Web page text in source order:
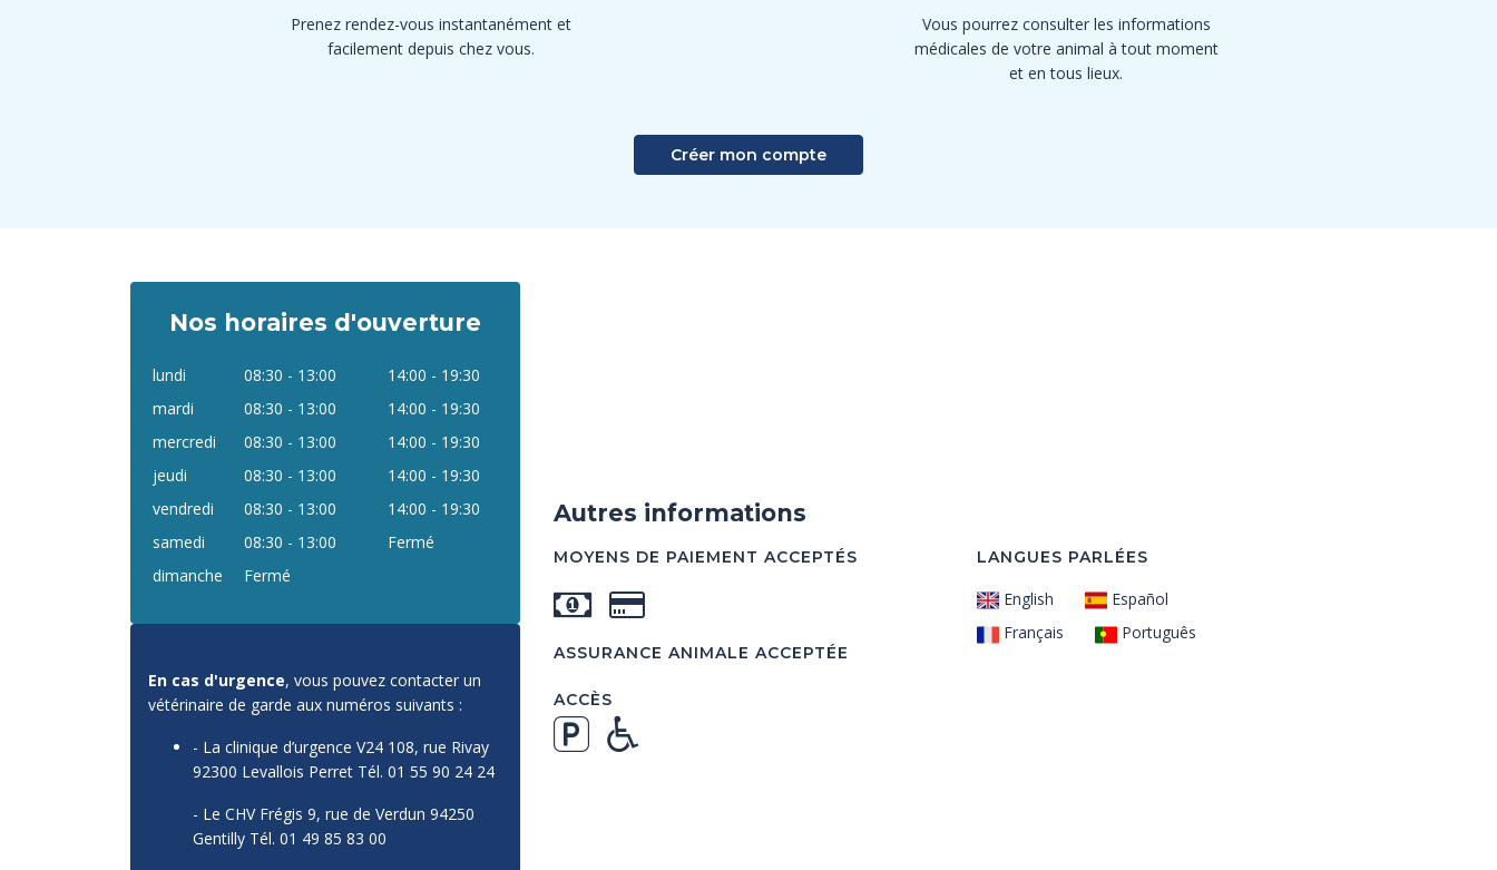
Prenez rendez-vous instantanément et
facilement depuis chez vous.
Vous pourrez consulter les informations
médicales de votre animal à tout moment
et en tous lieux.
Créer mon compte
Nos horaires d'ouverture
lundi 08:30 - 13:00
14:00 - 19:30
mardi
08:30 - 13:00
14:00 - 19:30
mercredi
08:30 - 13:00
14:00 - 19:30
jeudi
08:30 - 13:00
14:00 - 19:30
vendredi
08:30 - 13:00
14:00 - 19:30
samedi
08:30 - 13:00
Fermé
dimanche
Fermé
En cas d'urgence, vous pouvez contacter un
vétérinaire de garde aux numéros suivants :
- La clinique d’urgence V24 108, rue Rivay
92300 Levallois Perret Tél. 01 55 90 24 24
- Le CHV Frégis 9, rue de Verdun 94250
Gentilly Tél. 01 49 85 83 00
Autres informations
LANGUES PARLÉES
English
Español
Français
Português
MOYENS DE PAIEMENT ACCEPTÉS
ASSURANCE ANIMALE ACCEPTÉE
ACCÈS